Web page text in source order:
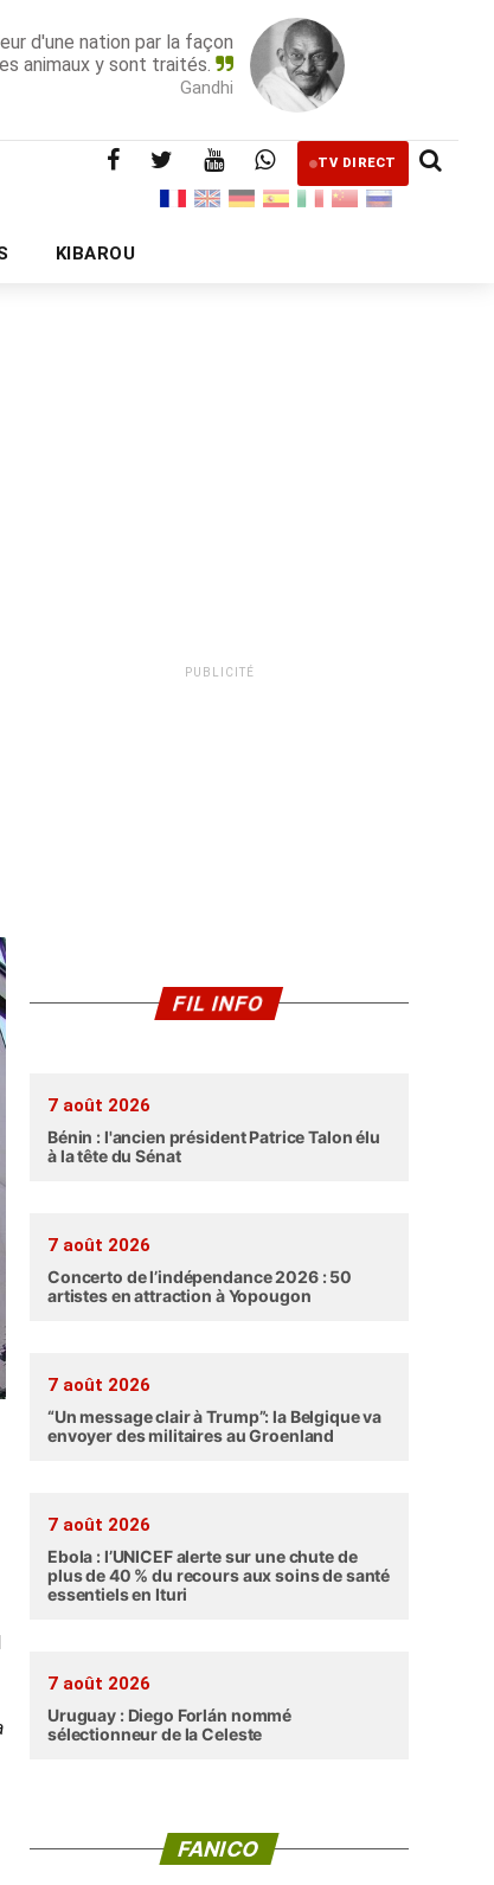
d'une nation par la façon
animaux y sont traités.
Gandhi
TV DIRECT
KIBAROU
PUBLICITÉ
FIL INFO
7 août 2026
Bénin : l'ancien président Patrice Talon élu
à la tête du Sénat
7 août 2026
Concerto de l’indépendance 2026 : 50
artistes en attraction à Yopougon
7 août 2026
“Un message clair à Trump”: la Belgique va
envoyer des militaires au Groenland
7 août 2026
Ebola : l’UNICEF alerte sur une chute de
plus de 40 % du recours aux soins de santé
essentiels en Ituri
7 août 2026
Uruguay : Diego Forlán nommé
sélectionneur de la Celeste
FANICO